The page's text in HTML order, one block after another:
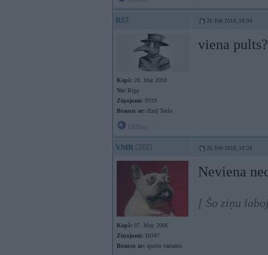
RS7 26. Feb 2018, 18:04
Kopš: 20. Mar 2010
No: Rīga
Ziņojumi: 9319
Braucu ar: dīzeļ Teslu
viena pults?
VMR 26. Feb 2018, 18:26
Kopš: 07. May 2006
Ziņojumi: 10347
Braucu ar: sporta variantu
Neviena
[ Šo ziņu